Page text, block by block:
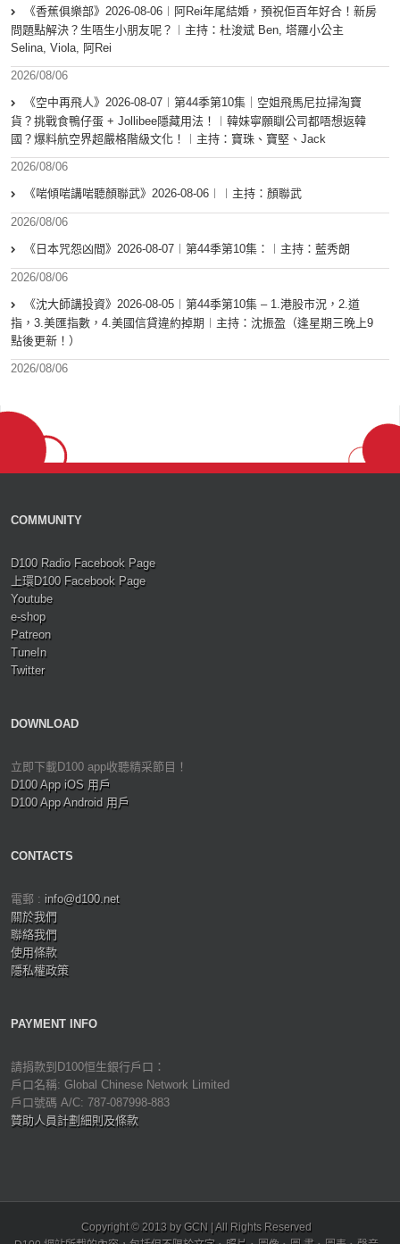
《香蕉俱樂部》2026-08-06︱阿Rei年尾結婚，預祝佢百年好合！新房
問題點解決？生唔生小朋友呢？︱主持：杜浚斌 Ben, 塔羅小公主
Selina, Viola, 阿Rei
2026/08/06
《空中再飛人》2026-08-07︱第44季第10集｜空姐飛馬尼拉掃淘寶
貨？挑戰食鴨仔蛋 + Jollibee隱藏用法！︱韓妹寧願瞓公司都唔想返韓
國？爆料航空界超嚴格階級文化！︱主持：寶珠、寶堅、Jack
2026/08/06
《啱傾啱講啱聽顏聯武》2026-08-06︱︱主持：顏聯武
2026/08/06
《日本咒怨凶間》2026-08-07︱第44季第10集：︱主持：藍秀朗
2026/08/06
《沈大師講投資》2026-08-05︱第44季第10集 – 1.港股市況，2.道
指，3.美匯指數，4.美國信貸違約掉期︱主持：沈振盈（逢星期三晚上9
點後更新！）
2026/08/06
COMMUNITY
D100 Radio Facebook Page
上環D100 Facebook Page
Youtube
e-shop
Patreon
TuneIn
Twitter
DOWNLOAD
立即下載D100 app收聽精采節目！
D100 App iOS 用戶
D100 App Android 用戶
CONTACTS
電郵 : info@d100.net
關於我們
聯絡我們
使用條款
隱私權政策
PAYMENT INFO
請捐款到D100恒生銀行戶口：
戶口名稱: Global Chinese Network Limited
戶口號碼 A/C: 787-087998-883
贊助人員計劃細則及條款
Copyright © 2013 by GCN | All Rights Reserved